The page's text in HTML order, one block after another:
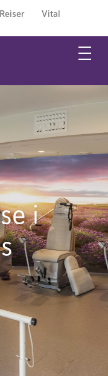
Vital
i